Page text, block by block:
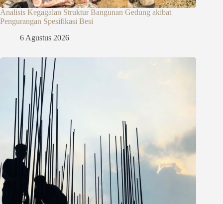
Analisis Kegagalan Struktur Bangunan Gedung akibat
Pengurangan Spesifikasi Besi
6 Agustus 2026